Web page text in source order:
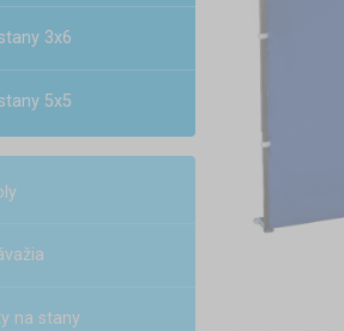
3x6
5x5
na stany